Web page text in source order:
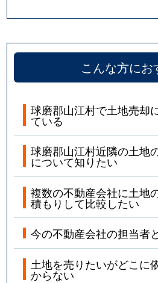
こんな方にお
球磨郡山江村で土地売却
ている
球磨郡山江村近隣の土地
について知りたい
複数の不動産会社に土地
積もりして比較したい
今の不動産会社の担当者
土地を売りたいがどこに
からない